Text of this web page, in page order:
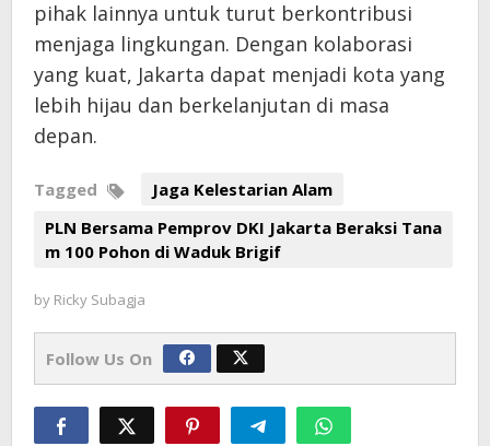
pihak lainnya untuk turut berkontribusi
menjaga lingkungan. Dengan kolaborasi
yang kuat, Jakarta dapat menjadi kota yang
lebih hijau dan berkelanjutan di masa
depan.
Tagged
Jaga Kelestarian Alam
PLN Bersama Pemprov DKI Jakarta Beraksi Tana
m 100 Pohon di Waduk Brigif
by Ricky Subagja
Follow Us On